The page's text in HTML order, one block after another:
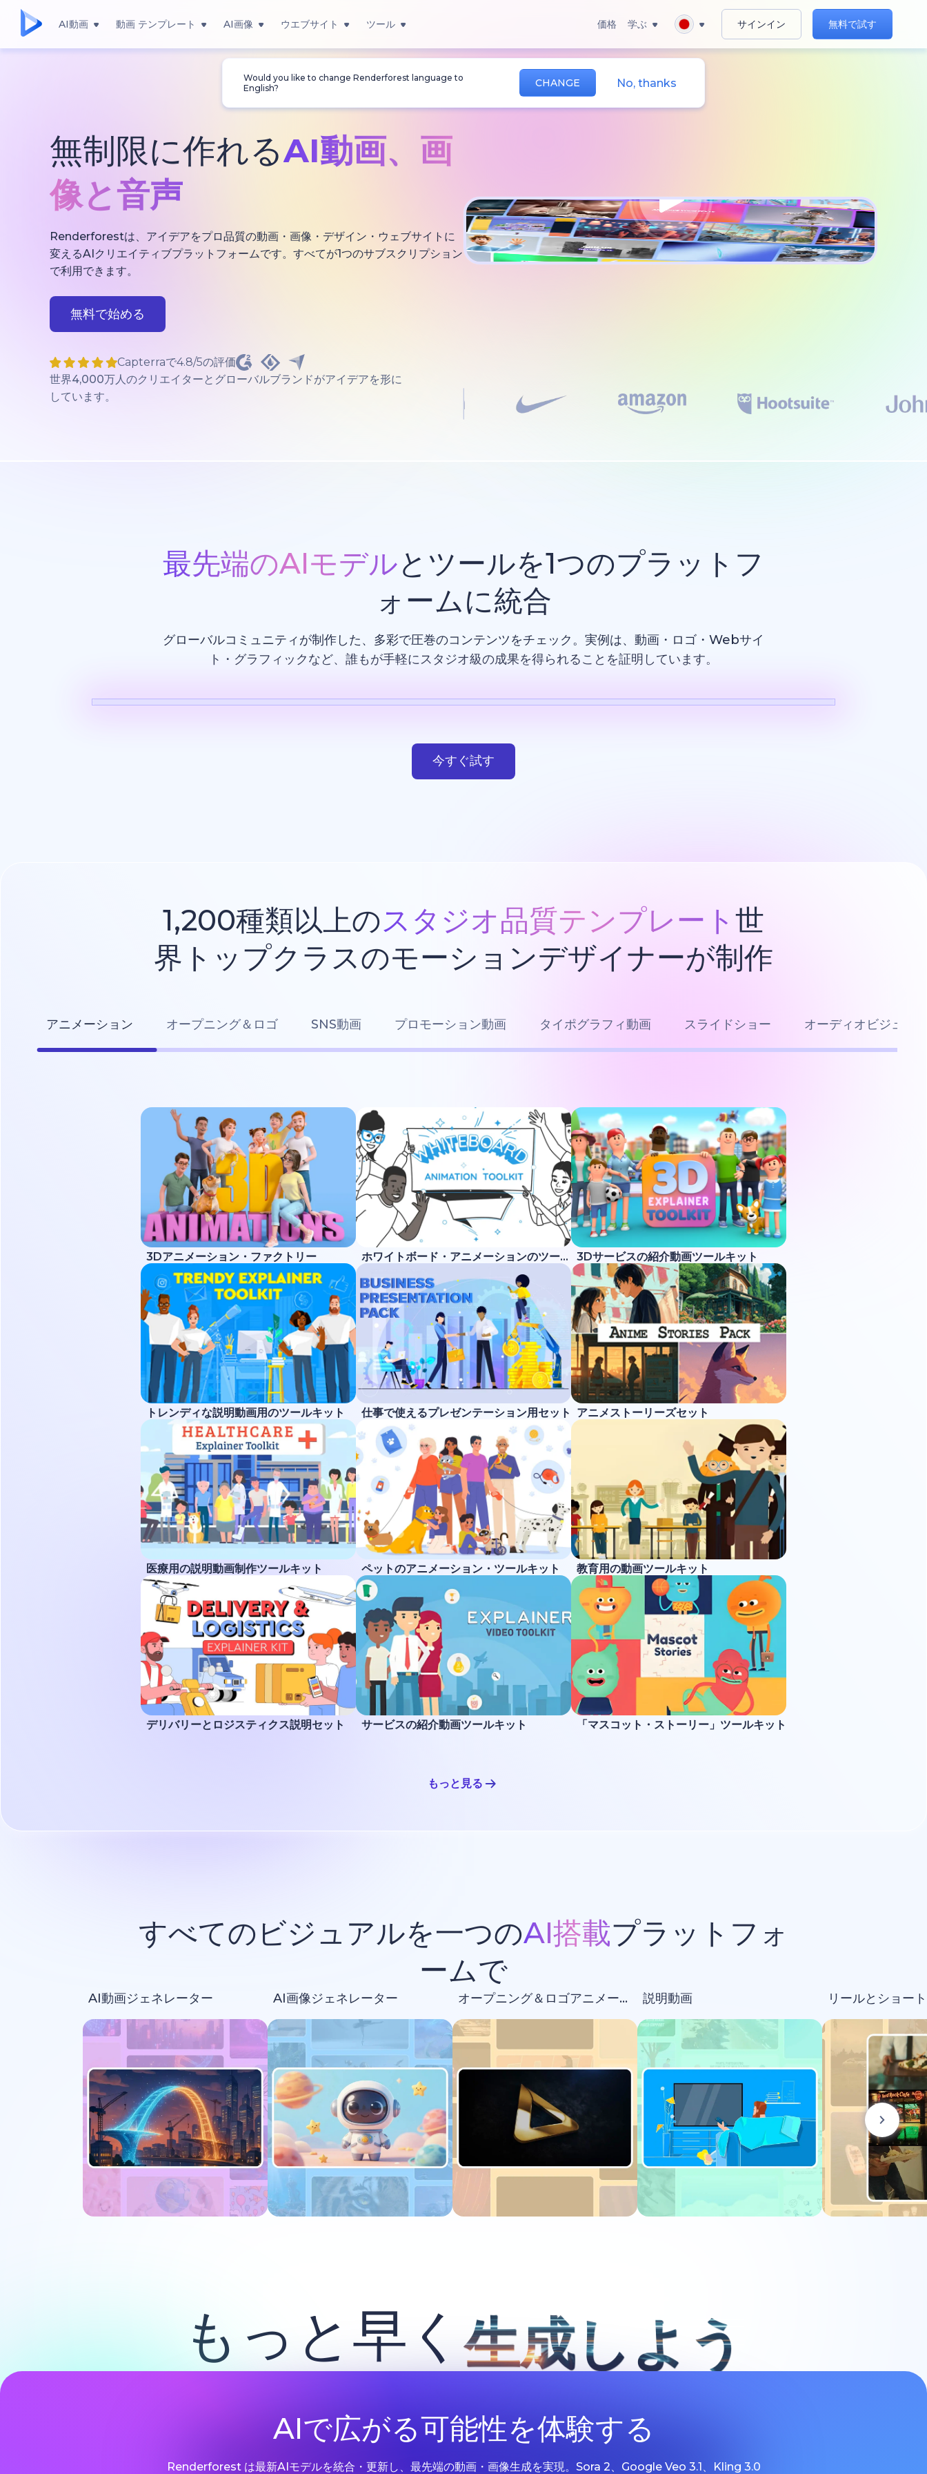
AI動画 動画 テンプレート AI画像 ウエブサイト ツール 価格 学ぶ サインイン 無料で試す
Would you like to change Renderforest language to
English?
CHANGE No, thanks
無制限に作れるAI動画、 画
像と音声
Renderforestは、アイデアをプロ品質の動画・画像・デザイン・ウェブサイトに
変えるAIクリエイティブプラットフォームです。すべてが1つのサブスクリプション
で利用できます。
無料で始める
Capterraで4.8/5の評価
世界4,000万人のクリエイターとグローバルブランドがアイデアを形に
しています。
最先端のAIモデルとツールを1つのプラットフ
ォームに統合
グローバルコミュニティが制作した、多彩で圧巻のコンテンツをチェック。実例は、動画・ロゴ・Webサイ
ト・グラフィックなど、誰もが手軽にスタジオ級の成果を得られることを証明しています。
今すぐ試す
1,200種類以上のスタジオ品質テンプレート 世
界トップクラスのモーションデザイナーが制作
アニメーション オープニング＆ロゴ SNS動画 プロモーション動画 タイポグラフィ動画 スライドショー オーディオビジュア
3Dアニメーション・ファクトリー ホワイトボード・アニメーションのツールキット 3Dサービスの紹介動画ツールキット
トレンディな説明動画用のツールキット 仕事で使えるプレゼンテーション用セット アニメストーリーズセット
医療用の説明動画制作ツールキット ペットのアニメーション・ツールキット 教育用の動画ツールキット
デリバリーとロジスティクス説明セット サービスの紹介動画ツールキット 「マスコット・ストーリー」ツールキット
もっと見る
すべてのビジュアルを一つのAI搭載プラットフォ
ームで
AI動画ジェネレーター AI画像ジェネレーター オープニング＆ロゴアニメーション 説明動画 リールとショート
もっと早く生成しよう
AIで広がる可能性を体験する
Renderforest は最新AIモデルを統合・更新し、最先端の動画・画像生成を実現。Sora 2、Google Veo 3.1、Kling 3.0